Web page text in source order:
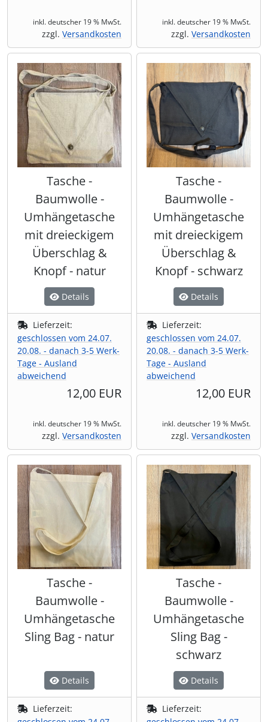
inkl. deutscher 19 % MwSt.
zzgl. Versandkosten
inkl. deutscher 19 % MwSt.
zzgl. Versandkosten
Tasche -
Baumwolle -
Umhängetasche
mit dreieckigem
Überschlag &
Knopf - natur
Details
Lieferzeit:
geschlossen vom 24.07.
20.08. - danach 3-5 Werk-
Tage - Ausland
abweichend
12,00 EUR
inkl. deutscher 19 % MwSt.
zzgl. Versandkosten
Tasche -
Baumwolle -
Umhängetasche
mit dreieckigem
Überschlag &
Knopf - schwarz
Details
Lieferzeit:
geschlossen vom 24.07.
20.08. - danach 3-5 Werk-
Tage - Ausland
abweichend
12,00 EUR
inkl. deutscher 19 % MwSt.
zzgl. Versandkosten
Tasche -
Baumwolle -
Umhängetasche
Sling Bag - natur
Details
Lieferzeit:
Tasche -
Baumwolle -
Umhängetasche
Sling Bag -
schwarz
Details
Lieferzeit: